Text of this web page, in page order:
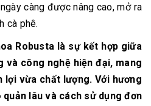
càng được nâng cao, mở ra
cà phê.
Robusta là sự kết hợp giữa
và công nghệ hiện đại, mang
vừa chất lượng. Với hương
lâu và cách sử dụng đơn